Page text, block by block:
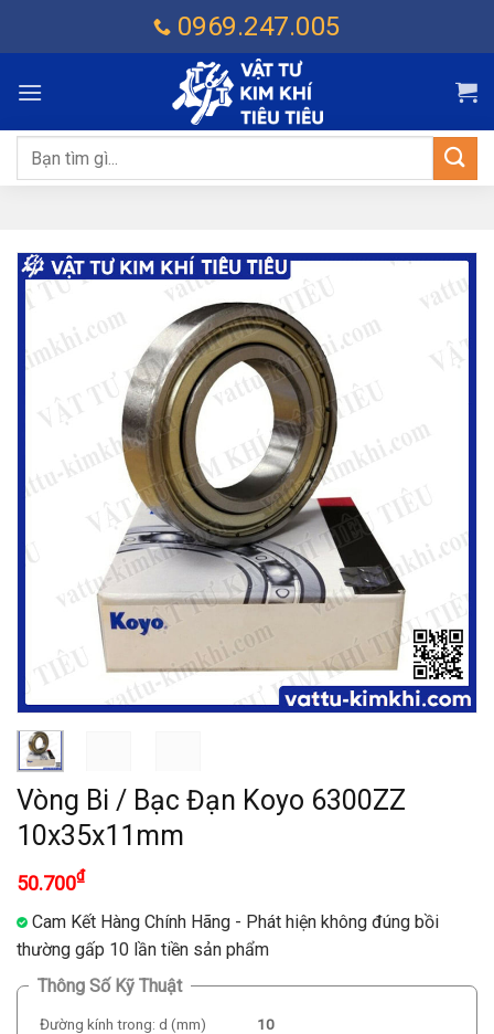
dung
0969.247.005
Tìm
kiếm:
Vòng Bi / Bạc Đạn Koyo 6300ZZ
10x35x11mm
50.700₫
Cam Kết Hàng Chính Hãng - Phát hiện không đúng bồi
thường gấp 10 lần tiền sản phẩm
Thông Số Kỹ Thuật
Đường kính trong: d (mm)
10